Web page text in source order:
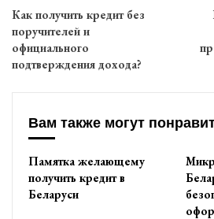
Как получить кредит без
поручителей и
официального
подтверждения дохода?
Вам также могут
Памятка желающему
получить кредит в
Беларуси